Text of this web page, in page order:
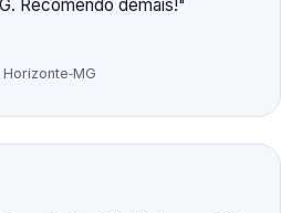
Recomendo demais!